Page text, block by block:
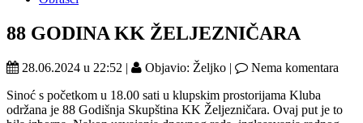
88 GODINA KK ŽELJEZNIČARA
28.06.2024 u 22:52 | Objavio: Željko |
Nema komentara
Sinoć s početkom u 18.00 sati u klupskim prostorijama Kluba
održana je 88 Godišnja Skupština KK Željezničara. Ovaj put je to